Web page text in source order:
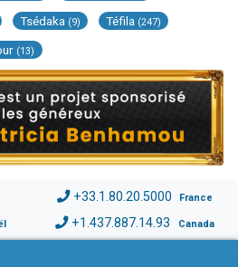
Tsédaka (9) Téfila (247)
(13)
+33.1.80.20.5000 France
+1.437.887.14.93 Canada